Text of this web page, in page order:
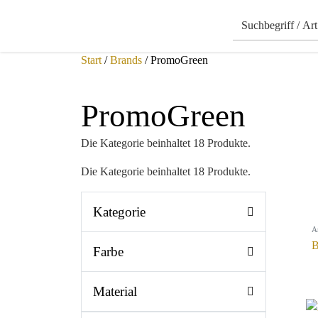
Start /Brands / PromoGreen
PromoGreen
Die Kategorie beinhaltet 18 Produkte.
Die Kategorie beinhaltet 18 Produkte.
Kategorie
Farbe
Material